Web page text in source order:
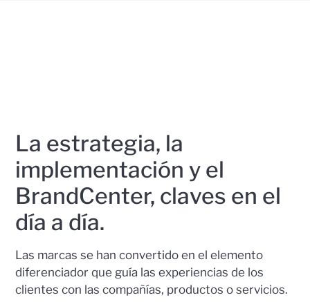
La estrategia, la
implementación y el
BrandCenter, claves en el
día a día.
Las marcas se han convertido en el elemento
diferenciador que guía las experiencias de los
clientes con las compañías, productos o servicios.